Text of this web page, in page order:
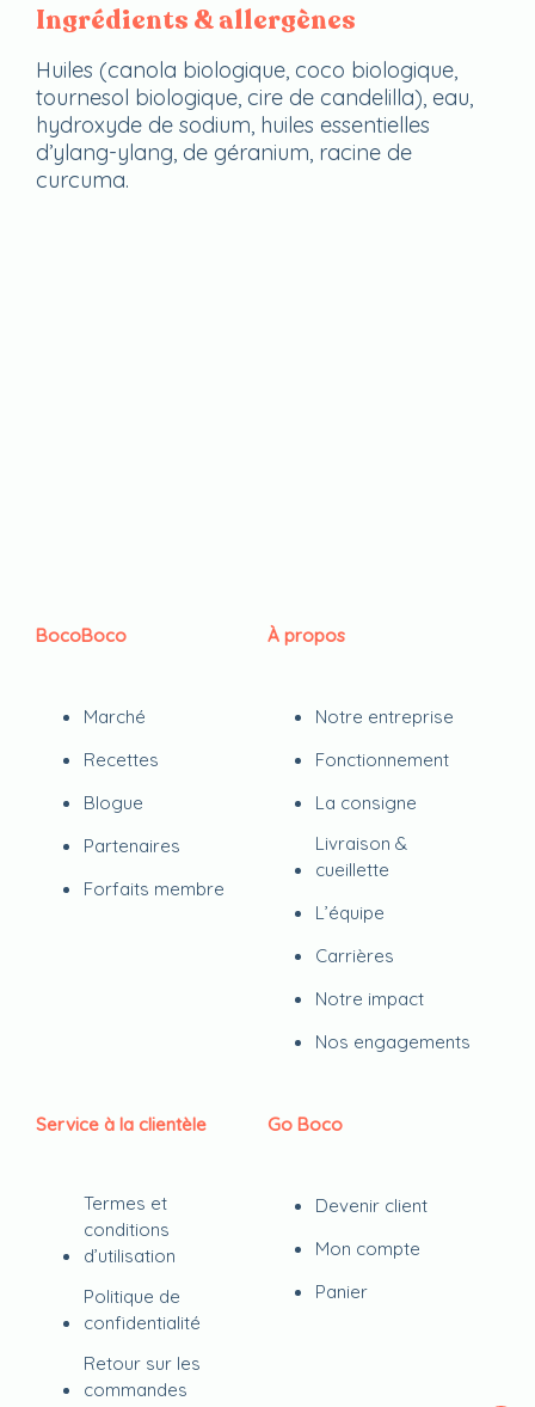
Ingrédients & allergènes
Huiles (canola biologique, coco biologique,
tournesol biologique, cire de candelilla), eau,
hydroxyde de sodium, huiles essentielles
d’ylang-ylang, de géranium, racine de
curcuma.
BocoBoco
Marché
Recettes
Blogue
Partenaires
Forfaits membre
À propos
Notre entreprise
Fonctionnement
La consigne
Livraison &
cueillette
L’équipe
Carrières
Notre impact
Nos engagements
Service à la clientèle
Termes et
conditions
d’utilisation
Politique de
confidentialité
Retour sur les
commandes
Go Boco
Devenir client
Mon compte
Panier